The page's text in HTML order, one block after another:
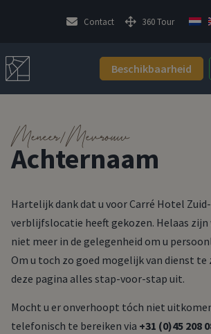
Contact 360 Tour
Beschikbaarheid
Meneer/Mevrouw
Achternaam
Hartelijk dank dat u voor Carré Hotel
verblijfslocatie heeft gekozen. Helaas
niet meer in de gelegenheid om u
Om u toch zo goed mogelijk van dienst te
deze pagina alles stap-voor-stap uit.
Mocht u er onverhoopt tóch niet
telefonisch te bereiken via +31 (0)45 208